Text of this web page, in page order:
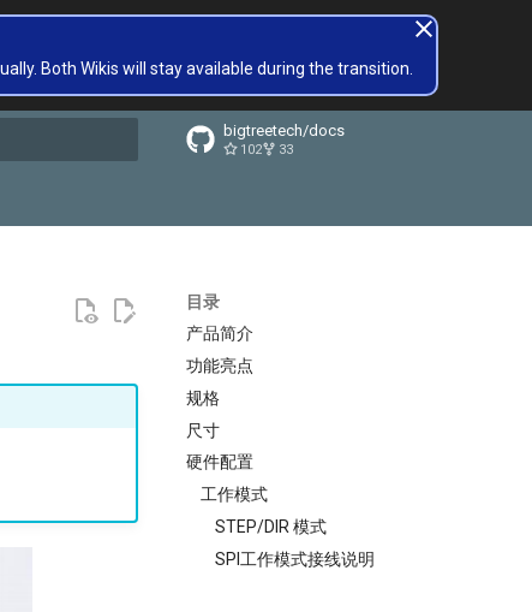
Both Wikis will stay available during the transition.
bigtreetech/docs
102 33
目录
产品简介
功能亮点
规格
尺寸
硬件配置
工作模式
STEP/DIR 模式
SPI工作模式接线说明